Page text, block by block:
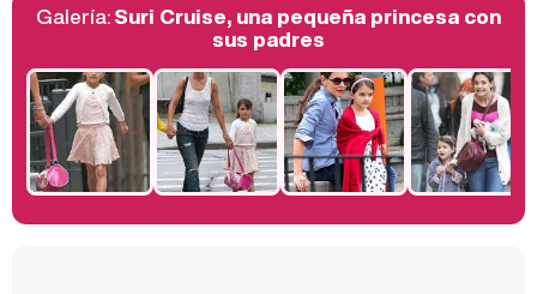
Belén Esteban: "Estoy emocionada, muy contenta y muy feliz por llegar a RTVE"
Manu Baqueiro: "Tuve como referente a Bruce Willis en 'Luz de Luna' para mi trabajo en la serie 'Perdiendo el juicio'"
Galería:Suri Cruise, una pequeña princesa con
sus padres